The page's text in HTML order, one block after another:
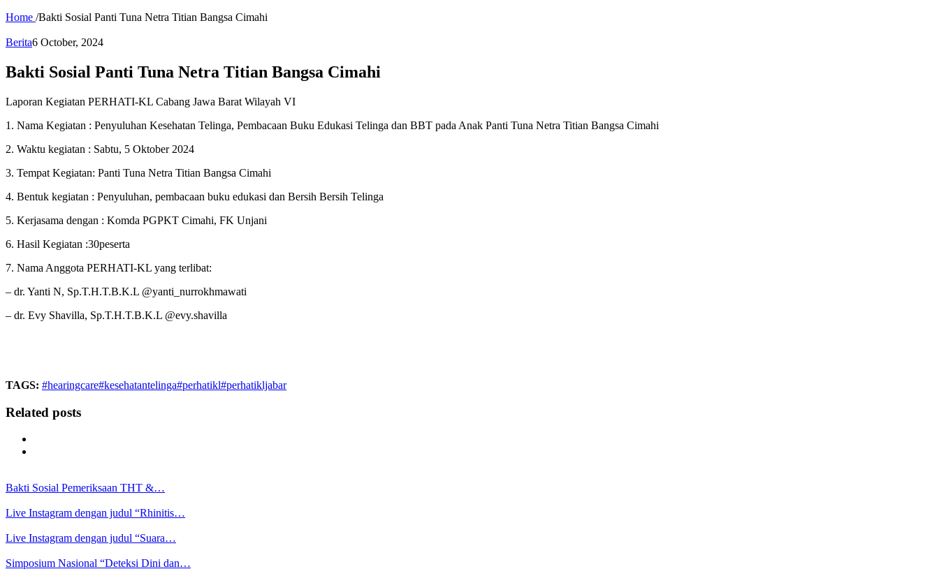
Home /Bakti Sosial Panti Tuna Netra Titian Bangsa Cimahi
Berita6 October, 2024
Bakti Sosial Panti Tuna Netra Titian Bangsa Cimahi
Laporan Kegiatan PERHATI-KL Cabang Jawa Barat Wilayah VI
1. Nama Kegiatan : Penyuluhan Kesehatan Telinga, Pembacaan Buku Edukasi Telinga dan BBT pada Anak Panti Tuna Netra Titian Bangsa Cimahi
2. Waktu kegiatan : Sabtu, 5 Oktober 2024
3. Tempat Kegiatan: Panti Tuna Netra Titian Bangsa Cimahi
4. Bentuk kegiatan : Penyuluhan, pembacaan buku edukasi dan Bersih Bersih Telinga
5. Kerjasama dengan : Komda PGPKT Cimahi, FK Unjani
6. Hasil Kegiatan :30peserta
7. Nama Anggota PERHATI-KL yang terlibat:
– dr. Yanti N, Sp.T.H.T.B.K.L @yanti_nurrokhmawati
– dr. Evy Shavilla, Sp.T.H.T.B.K.L @evy.shavilla
TAGS: #hearingcare#kesehatantelinga#perhatikl#perhatikljabar
Related posts
Bakti Sosial Pemeriksaan THT &…
Live Instagram dengan judul “Rhinitis…
Live Instagram dengan judul “Suara…
Simposium Nasional “Deteksi Dini dan…